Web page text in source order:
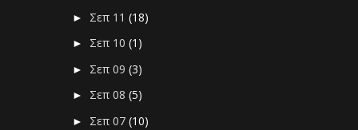
► Σεπ 11(18)
► Σεπ 10(1)
► Σεπ 09(3)
► Σεπ 08(5)
► Σεπ 07(10)